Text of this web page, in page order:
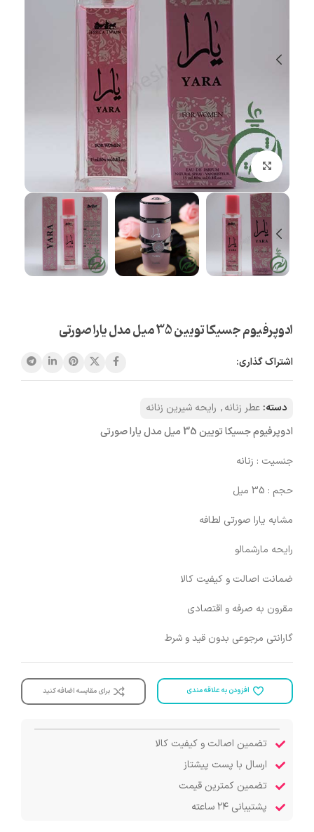
بزرگنمایی تصویر
ادوپرفیوم جسیکا تویین 35 میل مدل یارا صورتی
اشتراک گذاری:
دسته: عطر زنانه, رایحه شیرین زنانه
ادوپرفیوم جسیکا تویین 35 میل مدل یارا صورتی
جنسیت : زنانه
حجم : 35 میل
مشابه یارا صورتی لطافه
رایحه مارشمالو
ضمانت اصالت و کیفیت کالا
مقرون به صرفه و اقتصادی
گارانتی مرجوعی بدون قید و شرط
افزودن به علاقه مندی برای مقایسه اضافه کنید
تضمین اصالت و کیفیت کالا
ارسال با پست پیشتاز
تضمین کمترین قیمت
پشتیبانی ۲۴ ساعته